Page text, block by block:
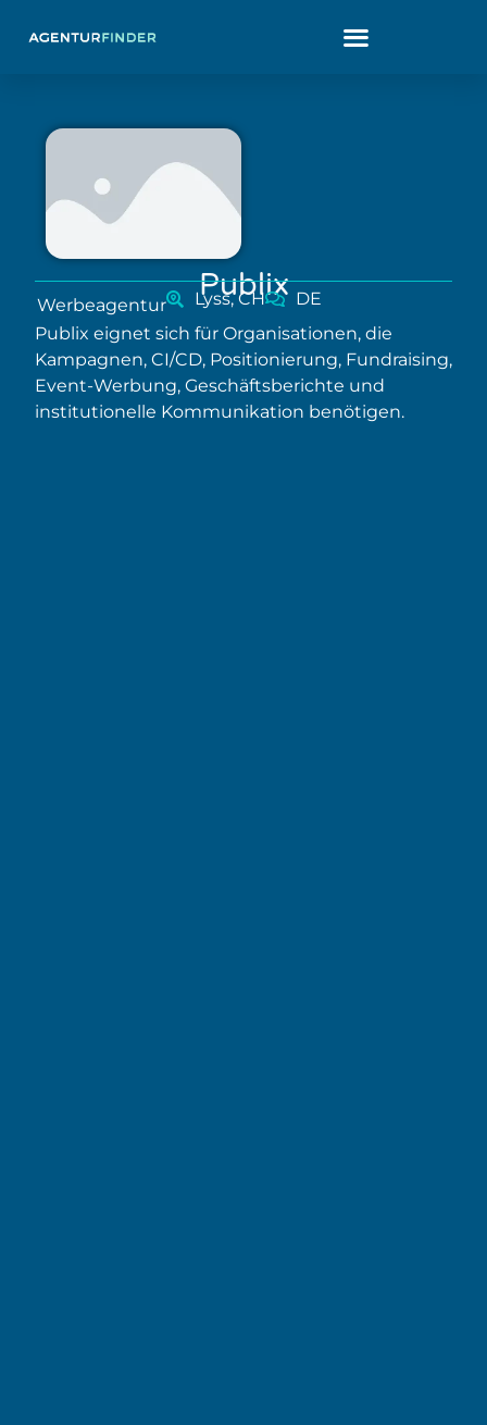
Publix
Werbeagentur Lyss, CH
DE
Publix eignet sich für Organisationen, die
Kampagnen, CI/CD, Positionierung, Fundraising,
Event-Werbung, Geschäftsberichte und
institutionelle Kommunikation benötigen.